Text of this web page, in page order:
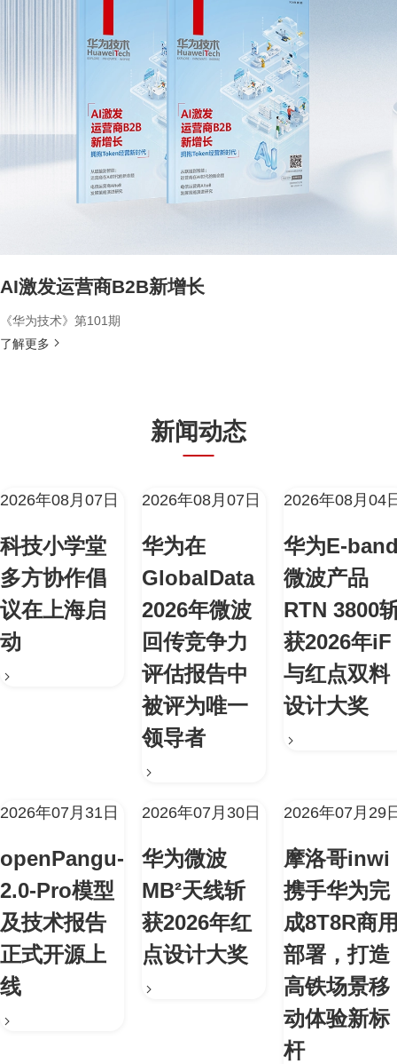
AI激发运营商B2B新增长
《华为技术》第101期
了解更多
新闻动态
2026年08月07日
科技小学堂
多方协作倡
议在上海启
动
2026年08月07日
华为在
GlobalData
2026年微波
回传竞争力
评估报告中
被评为唯一
领导者
2026年08月04
华为E-
微波产品
RTN 3800
获2026年iF
与红点双料
设计大奖
2026年07月31日
openPangu-
2.0-Pro模型
及技术报告
正式开源上
线
2026年07月30日
华为微波
MB²天线斩
获2026年红
点设计大奖
2026年07月29
摩洛哥inwi
携手华为完
成8T8R商
部署，打造
高铁场景移
动体验新标
杆